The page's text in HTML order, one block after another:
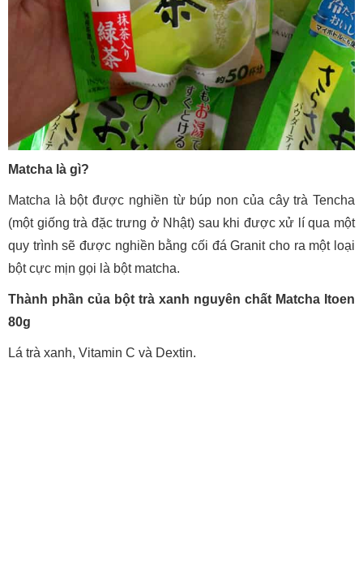
Matcha là gì?
Matcha là bột được nghiền từ búp non của cây trà Tencha
(một giống trà đặc trưng ở Nhật) sau khi được xử lí qua một
quy trình sẽ được nghiền bằng cối đá Granit cho ra một loại
bột cực mịn gọi là bột matcha.
Thành phần của bột trà xanh nguyên chất Matcha Itoen
80g
Lá trà xanh, Vitamin C và Dextin.